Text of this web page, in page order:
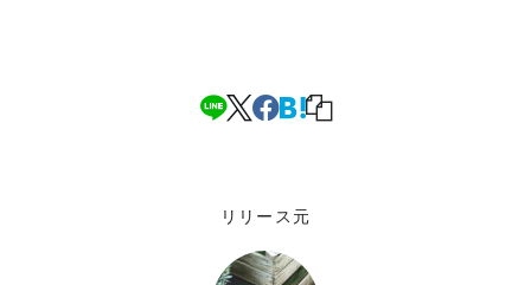
リリース元